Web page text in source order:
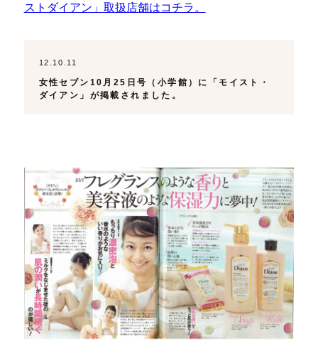
ストダイアン」取扱店舗はコチラ。
12.10.11
女性セブン10月25日号（小学館）に「モイスト・
ダイアン」が掲載されました。